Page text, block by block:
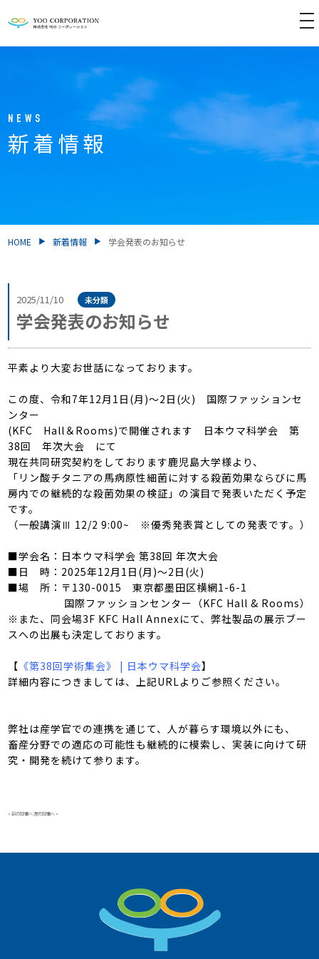
NEWS
新着情報
HOME 新着情報 学会発表のお知らせ
2025/11/10 未分類
学会発表のお知らせ
平素より大変お世話になっております。
この度、令和7年12月1日(月)～2日(火) 国際ファッションセ
ンター
(KFC Hall＆Rooms)で開催されます 日本ウマ科学会 第
38回 年次大会 にて
現在共同研究契約をしております鹿児島大学様より、
「リン酸チタニアの馬病原性細菌に対する殺菌効果ならびに馬
房内での継続的な殺菌効果の検証」の演目で発表いただく予定
です。
（一般講演Ⅲ 12/2 9:00~ ※優秀発表賞としての発表です。）
■学会名：日本ウマ科学会 第38回 年次大会
■日 時：2025年12月1日(月)～2日(火)
■場 所：〒130-0015 東京都墨田区横網1-6-1
国際ファッションセンター（KFC Hall & Rooms）
※また、同会場3F KFC Hall Annexにて、弊社製品の展示ブー
スへの出展も決定しております。
【 《第38回学術集会》 | 日本ウマ科学会】
詳細内容につきましては、上記URLよりご参照ください。
弊社は産学官での連携を通じて、人が暮らす環境以外にも、
畜産分野での適応の可能性も継続的に模索し、実装に向けて研
究・開発を続けて参ります。
«前の記事へ次の記事へ »